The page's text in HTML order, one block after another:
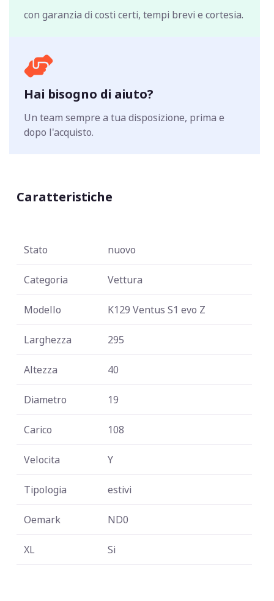
con garanzia di costi certi, tempi brevi e cortesia.
Hai bisogno di aiuto?
Un team sempre a tua disposizione, prima e
dopo l'acquisto.
Caratteristiche
Stato nuovo
Categoria Vettura
Modello K129 Ventus S1 evo Z
Larghezza 295
Altezza 40
Diametro 19
Carico 108
Velocita Y
Tipologia estivi
Oemark ND0
XL Si